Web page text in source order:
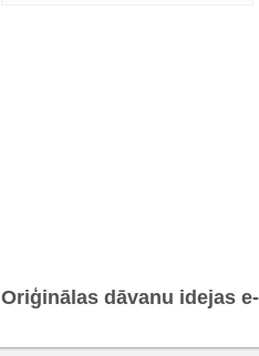
Oriģinālas dāvanu idejas